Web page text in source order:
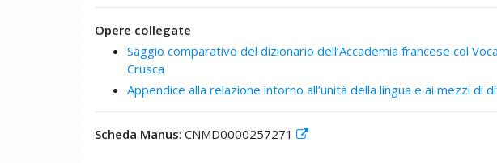
Opere collegate
Saggio comparativo del dizionario dell’Accademia francese col
Crusca
Appendice alla relazione intorno all’unità della lingua e ai mezzi di
Scheda Manus: CNMD0000257271